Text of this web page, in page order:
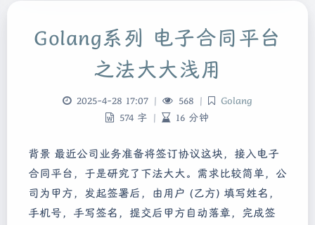
Golang系列 电子合同平台
之法大大浅用
2025-4-28 17:07 | 568 |
Golang
574 字 | 16 分钟
背景 最近公司业务准备将签订协议这块，接入电子
合同平台，于是研究了下法大大。需求比较简单，公
司为甲方，发起签署后，由用户 (乙方) 填写姓名，
手机号，手写签名，提交后甲方自动落章，完成签